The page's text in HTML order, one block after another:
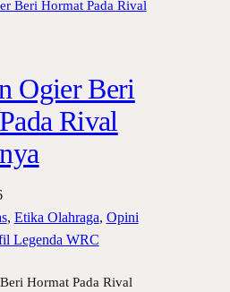
Ogier Beri
Rival
, Etika Olahraga, Opini
Legenda WRC
Hormat Pada Rival